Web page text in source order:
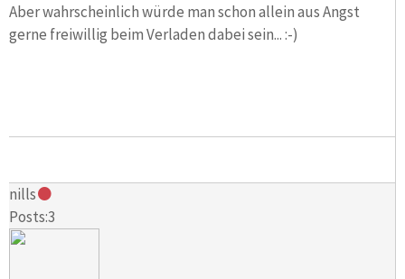
Aber wahrscheinlich würde man schon allein aus Angst
gerne freiwillig beim Verladen dabei sein... :-)
nills
Posts:3